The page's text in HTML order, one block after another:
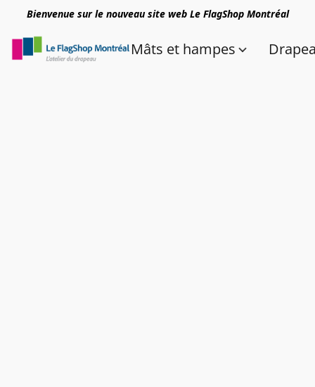
Bienvenue sur le nouveau site web Le FlagShop Montréal
Mâts et hampes